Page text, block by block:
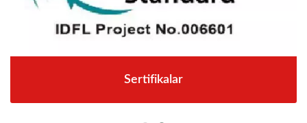
Sertifikalar